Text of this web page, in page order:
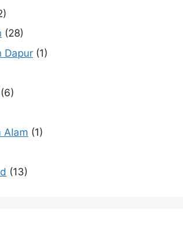
(28)
Dapur (1)
(6)
Alam (1)
(13)